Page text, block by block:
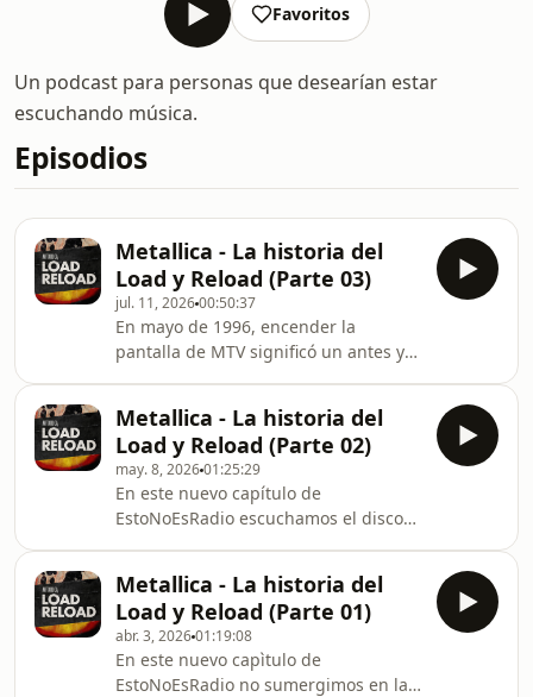
Favoritos
Un podcast para personas que desearían estar
escuchando música.
Episodios
Metallica - La historia del
Load y Reload (Parte 03)
jul. 11, 202600:50:37
En mayo de 1996, encender la
pantalla de MTV significó un antes y
de Until It Sleeps, Metallica no solo
presentaba el primer adelanto de su
álbum Load, sino que destruía por
completo su imagen tradicional. ¿Por
qué decidieron dar este giro de 180
grados? En este capítulo deglosamos
el cambio de look de Metallica, el logo
nu
Metallica - La historia del
Load y Reload (Parte 02)
may. 8, 202601:25:29
En este nuevo capítulo de
EstoNoEsRadio escuchamos el disco
Metallica.Los significados de las
canciones, las canciones que nunca
se tocaron en vivo y los secretos del
álbum.
Metallica - La historia del
Load y Reload (Parte 01)
abr. 3, 202601:19:08
En este nuevo capìtulo de
EstoNoEsRadio no sumergimos en la